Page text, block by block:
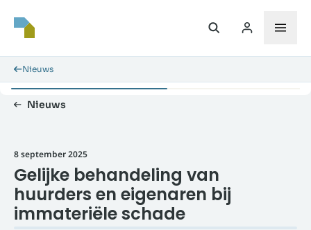
Nieuws
Nieuws
8 september 2025
Gelijke behandeling van
huurders en eigenaren bij
immateriële schade